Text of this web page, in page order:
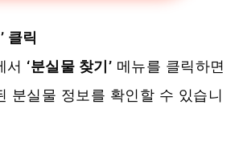
클릭
서 ‘분실물 찾기’ 메뉴를 클릭하면
분실물 정보를 확인할 수 있습니